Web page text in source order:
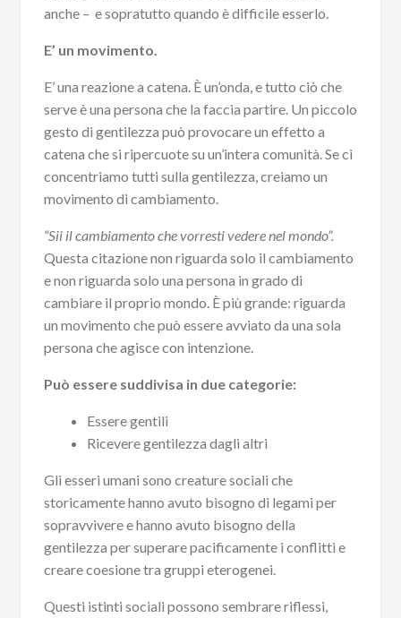
anche – e sopratutto quando è difficile esserlo.
E’ un movimento.
E’ una reazione a catena. È un’onda, e tutto ciò che
serve è una persona che la faccia partire. Un piccolo
gesto di gentilezza può provocare un effetto a
catena che si ripercuote su un’intera comunità. Se ci
concentriamo tutti sulla gentilezza, creiamo un
movimento di cambiamento.
“Sii il cambiamento che vorresti vedere nel mondo”.
Questa citazione non riguarda solo il cambiamento
e non riguarda solo una persona in grado di
cambiare il proprio mondo. È più grande: riguarda
un movimento che può essere avviato da una sola
persona che agisce con intenzione.
Può essere suddivisa in due categorie:
Essere gentili
Ricevere gentilezza dagli altri
Gli esseri umani sono creature sociali che
storicamente hanno avuto bisogno di legami per
sopravvivere e hanno avuto bisogno della
gentilezza per superare pacificamente i conflitti e
creare coesione tra gruppi eterogenei.
Questi istinti sociali possono sembrare riflessi,